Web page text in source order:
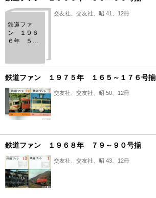
鉄道ファ
ン １９６
６年 ５５
交友社、交友社、昭 41、12冊
鉄道ファン １９７５年 １６５～１７６号揃
交友社、交友社、昭 50、12冊
鉄道ファン １９６８年 ７９～９０号揃
交友社、交友社、昭 43、12冊